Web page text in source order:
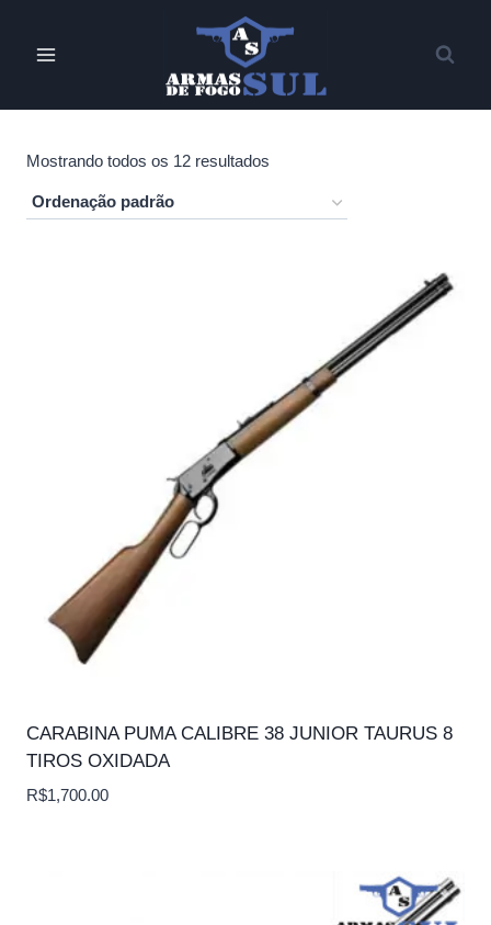
Mostrando todos os 12 resultados
CARABINA PUMA CALIBRE 38 JUNIOR TAURUS 8
TIROS OXIDADA
R$1,700.00